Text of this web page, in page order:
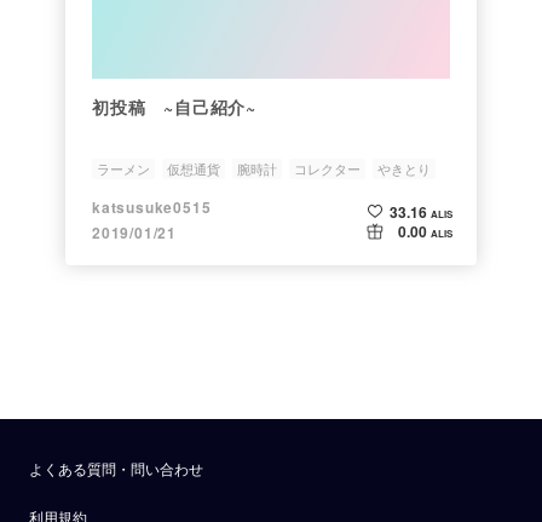
初投稿 ~自己紹介~
ラーメン 仮想通貨 腕時計 コレクター やきとり
katsusuke0515
2019/01/21
33.16 ALIS
0.00 ALIS
よくある質問・問い合わせ
利用規約